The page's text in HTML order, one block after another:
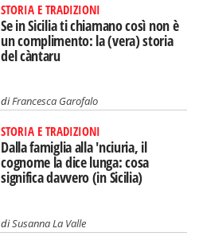
STORIA E TRADIZIONI
Se in Sicilia ti chiamano così non è
un complimento: la (vera) storia
del càntaru
diFrancesca Garofalo
STORIA E TRADIZIONI
Dalla famiglia alla 'nciuria, il
cognome la dice lunga: cosa
significa davvero (in Sicilia)
diSusanna La Valle